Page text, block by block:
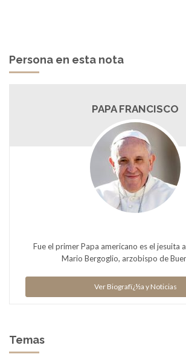
Persona en esta nota
PAPA FRANCISCO
Fue el primer Papa americano es el jesuita
Mario Bergoglio, arzobispo de
Ver Biografï¿½a y Noticias
Temas